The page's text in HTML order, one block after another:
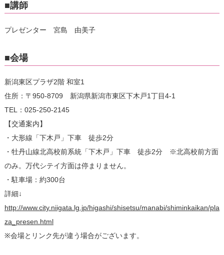
■講師
プレゼンター 宮島 由美子
■会場
新潟東区プラザ2階 和室1
住所：〒950-8709 新潟県新潟市東区下木戸1丁目4-1
TEL：025-250-2145
【交通案内】
・大形線「下木戸」下車 徒歩2分
・牡丹山線北高校前系統「下木戸」下車 徒歩2分 ※北高校前方面
のみ。万代シテイ方面は停まりません。
・駐車場：約300台
詳細↓
http://www.city.niigata.lg.jp/higashi/shisetsu/manabi/shiminkaikan/pla
za_presen.html
※会場とリンク先が違う場合がございます。